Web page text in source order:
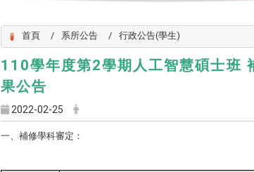
首頁 系所公告 行政公告(學生)
110學年度第2學期人工智慧碩士班
果公告
2022-02-25
一、 補修學科審定：